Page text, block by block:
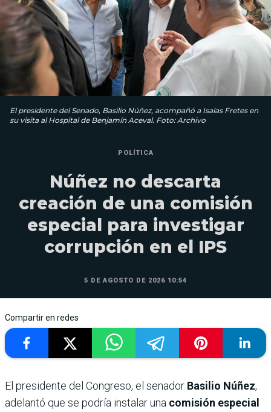
El presidente del Senado, Basilio Núñez, acompañó a Isaías Fretes en
su visita al Hospital de Benjamín Aceval. Foto: Archivo
POLÍTICA
Núñez no descarta
creación de una comisión
especial para investigar
corrupción en el IPS
5 DE AGOSTO DE 2026 10:54
Compartir en redes
El presidente del Congreso, el senador Basilio Núñez,
adelantó que se podría instalar una comisión especial